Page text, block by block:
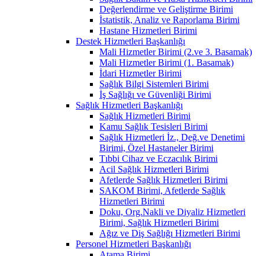
Değerlendirme ve Geliştirme Birimi
İstatistik, Analiz ve Raporlama Birimi
Hastane Hizmetleri Birimi
Destek Hizmetleri Başkanlığı
Mali Hizmetler Birimi (2.ve 3. Basamak)
Mali Hizmetler Birimi (1. Basamak)
İdari Hizmetler Birimi
Sağlık Bilgi Sistemleri Birimi
İş Sağlığı ve Güvenliği Birimi
Sağlık Hizmetleri Başkanlığı
Sağlık Hizmetleri Birimi
Kamu Sağlık Tesisleri Birimi
Sağlık Hizmetleri İz., Değ.ve Denetimi
Birimi, Özel Hastaneler Birimi
Tıbbi Cihaz ve Eczacılık Birimi
Acil Sağlık Hizmetleri Birimi
Afetlerde Sağlık Hizmetleri Birimi
SAKOM Birimi, Afetlerde Sağlık
Hizmetleri Birimi
Doku, Org.Nakli ve Diyaliz Hizmetleri
Birimi, Sağlık Hizmetleri Birimi
Ağız ve Diş Sağlığı Hizmetleri Birimi
Personel Hizmetleri Başkanlığı